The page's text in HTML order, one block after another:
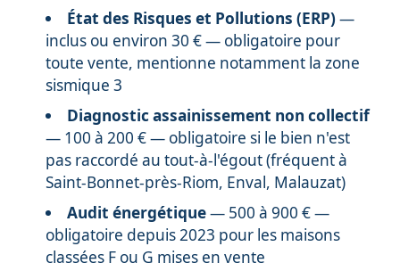
État des Risques et Pollutions (ERP)—
inclus ou environ 30 € — obligatoire pour
toute vente, mentionne notamment la zone
sismique 3
Diagnostic assainissement non collectif
— 100 à 200 € — obligatoire si le bien n'est
pas raccordé au tout-à-l'égout (fréquent à
Saint-Bonnet-près-Riom, Enval, Malauzat)
Audit énergétique— 500 à 900 € —
obligatoire depuis 2023 pour les maisons
classées F ou G mises en vente